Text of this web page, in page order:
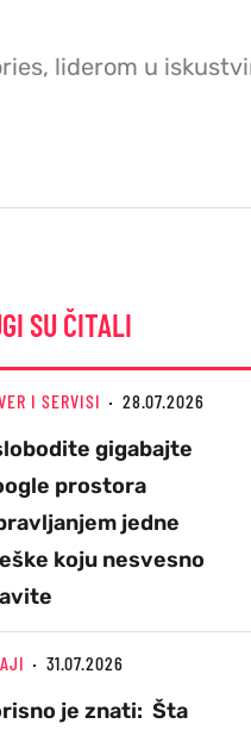
liderom u
SU ČITALI
I SERVISI 28.07.2026
gigabajte
prostora
jedne
koju nesvesno
31.07.2026
je znati: Šta